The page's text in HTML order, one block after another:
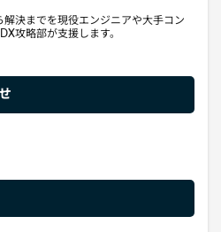
決までを現役エンジニアや大手コン
攻略部が支援します。